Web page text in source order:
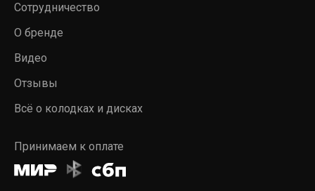
Сотрудничество
О бренде
Видео
Отзывы
Всё о колодках и дисках
Принимаем к оплате